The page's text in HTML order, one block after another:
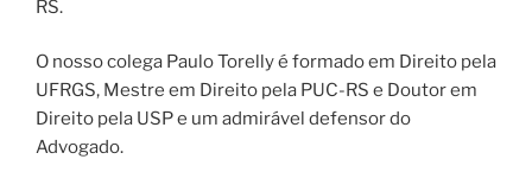
RS.
O nosso colega Paulo Torelly é formado em Direito pela
UFRGS, Mestre em Direito pela PUC-RS e Doutor em
Direito pela USP e um admirável defensor do
Advogado.